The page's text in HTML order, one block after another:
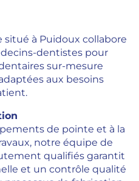
à Puidoux collabore
dentistes pour
sur-mesure
aux besoins
de pointe et à la
notre équipe de
qualifiés garantit
et un contrôle qualité